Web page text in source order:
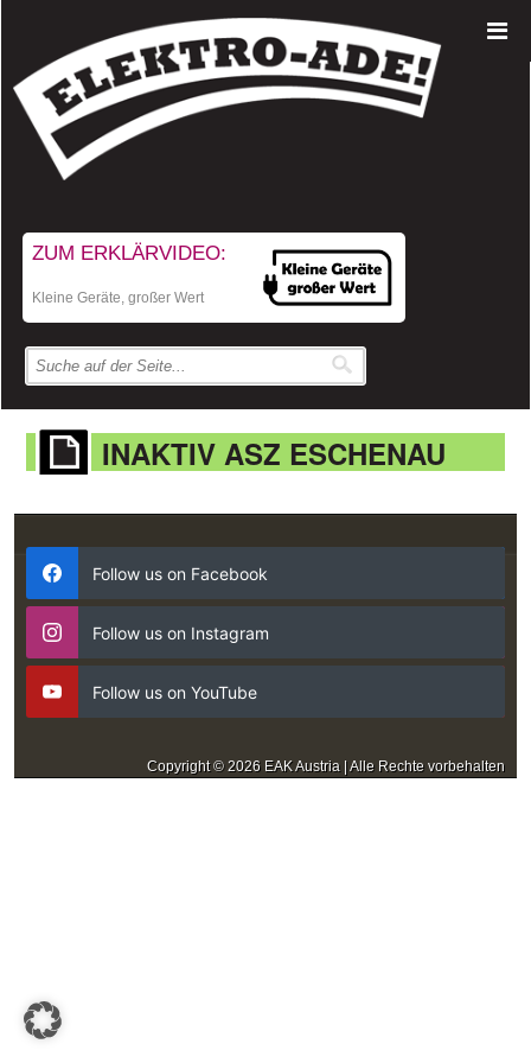
ZUM ERKLÄRVIDEO:
Kleine Geräte, großer Wert
INAKTIV ASZ ESCHENAU
Follow us on Facebook
Follow us on Instagram
Follow us on YouTube
Copyright © 2026 EAK Austria | Alle Rechte vorbehalten